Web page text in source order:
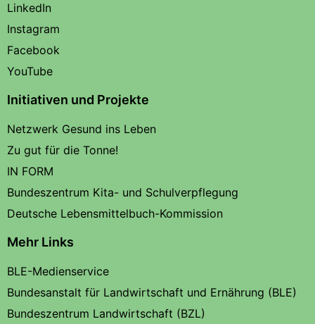
LinkedIn
Instagram
Facebook
YouTube
Initiativen und Projekte
Netzwerk Gesund ins Leben
Zu gut für die Tonne!
IN FORM
Bundeszentrum Kita- und Schulverpflegung
Deutsche Lebensmittelbuch-Kommission
Mehr Links
BLE-Medienservice
Bundesanstalt für Landwirtschaft und Ernährung (BLE)
Bundeszentrum Landwirtschaft (BZL)